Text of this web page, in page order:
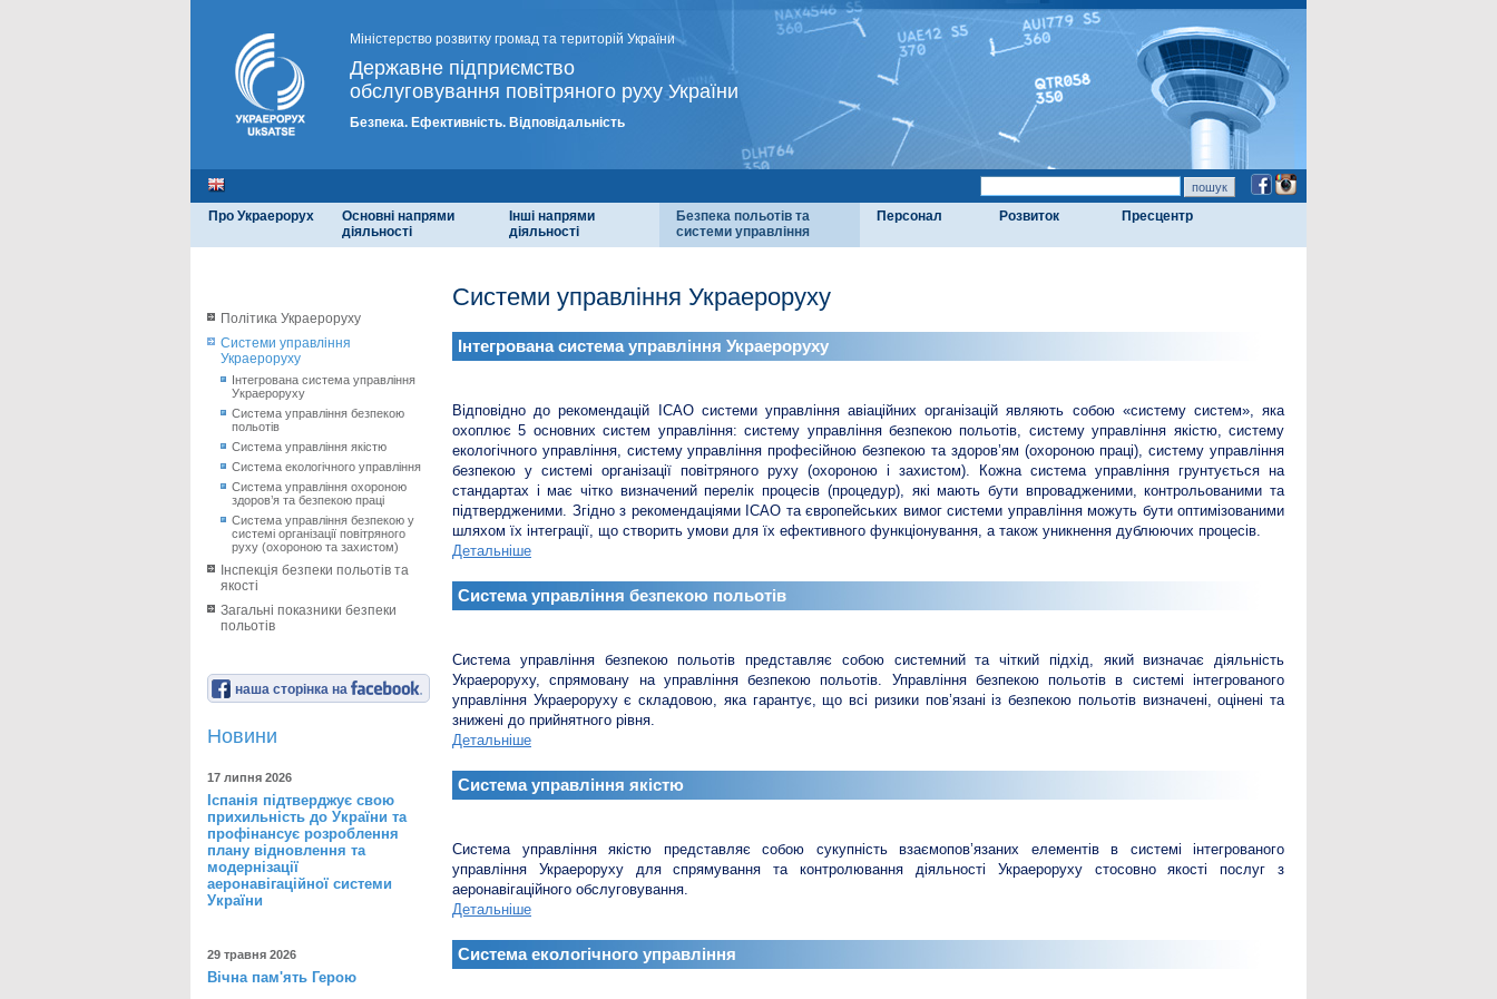
Міністерство розвитку громад та територій України
Державне підприємство
обслуговування повітряного руху України
Безпека. Ефективність. Відповідальність
Про Украерорух
Основні напрями
діяльності
Інші напрями
діяльності
Безпека польотів та
системи управління
Персонал Розвиток Пресцентр
Політика Украероруху
Системи управління
Украероруху
Інтегрована система управління
Украероруху
Система управління безпекою
польотів
Система управління якістю
Система екологічного управління
Система управління охороною
здоров’я та безпекою праці
Система управління безпекою у
системі організації повітряного
руху (охороною та захистом)
Інспекція безпеки польотів та
якості
Загальні показники безпеки
польотів
наша сторінка на
Новини
17 липня 2026
Іспанія підтверджує свою
прихильність до України та
профінансує розроблення
плану відновлення та
модернізації
аеронавігаційної системи
України
29 травня 2026
Вічна пам'ять Герою
Системи управління Украероруху
Інтегрована система управління Украероруху
Відповідно до рекомендацій ІСАО системи управління авіаційних організацій являють собою «систему систем», яка
охоплює 5 основних систем управління: систему управління безпекою польотів, систему управління якістю, систему
екологічного управління, систему управління професійною безпекою та здоров’ям (охороною праці), систему управління
безпекою у системі організації повітряного руху (охороною і захистом). Кожна система управління грунтується на
стандартах і має чітко визначений перелік процесів (процедур), які мають бути впровадженими, контрольованими та
підтвердженими. Згідно з рекомендаціями ІСАО та європейських вимог системи управління можуть бути оптимізованими
шляхом їх інтеграції, що створить умови для їх ефективного функціонування, а також уникнення дублюючих процесів.
Детальніше
Система управління безпекою польотів
Система управління безпекою польотів представляє собою системний та чіткий підхід, який визначає діяльність
Украероруху, спрямовану на управління безпекою польотів. Управління безпекою польотів в системі інтегрованого
управління Украероруху є складовою, яка гарантує, що всі ризики пов’язані із безпекою польотів визначені, оцінені та
знижені до прийнятного рівня.
Детальніше
Система управління якістю
Система управління якістю представляє собою сукупність взаємопов’язаних елементів в системі інтегрованого
управління Украероруху для спрямування та контролювання діяльності Украероруху стосовно якості послуг з
аеронавігаційного обслуговування.
Детальніше
Система екологічного управління